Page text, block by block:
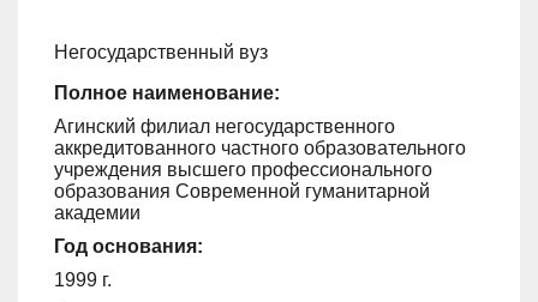
Негосударственный вуз
Полное наименование:
Агинский филиал негосударственного
аккредитованного частного образовательного
учреждения высшего профессионального
образования Современной гуманитарной
академии
Год основания:
1999 г.